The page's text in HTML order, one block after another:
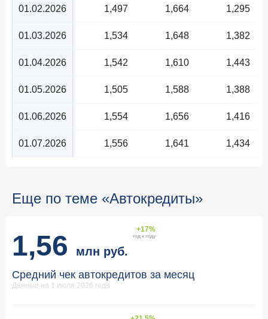
01.02.2026 1,497 1,664 1,295
01.03.2026 1,534 1,648 1,382
01.04.2026 1,542 1,610 1,443
01.05.2026 1,505 1,588 1,388
01.06.2026 1,554 1,656 1,416
01.07.2026 1,556 1,641 1,434
Еще по теме «Автокредиты»
1,56 млн руб.
+17%
год к году
Средний чек автокредитов за месяц
Данные на 1 июля 2026 года